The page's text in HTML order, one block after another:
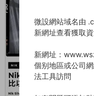
微設網站域名由
新網址查看獲取資
新網址：
個别地區或公司
法工具訪問